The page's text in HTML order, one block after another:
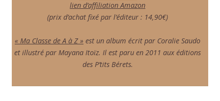
lien d’affiliation Amazon
(prix d’achat fixé par l’éditeur : 14,90€)
« Ma Classe de A à Z » est un album écrit par Coralie Saudo
et illustré par Mayana Itoïz. Il est paru en 2011 aux éditions
des P’tits Bérets.